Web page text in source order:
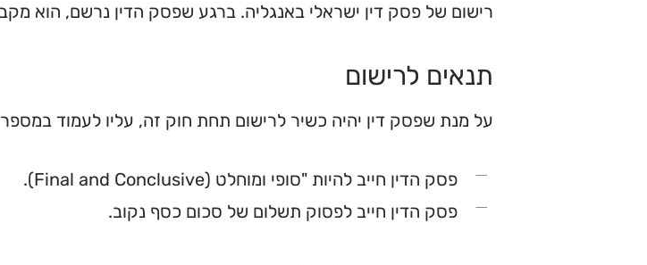
רישום של פסק דין ישראלי באנגליה. ברגע שפסק הדין נרשם, הוא
תנאים לרישום
על מנת שפסק דין יהיה כשיר לרישום תחת חוק זה, עליו לעמוד
פסק הדין חייב להיות "סופי ומוחלט (Final and Conclusive).
פסק הדין חייב לפסוק תשלום של סכום כסף נקוב.